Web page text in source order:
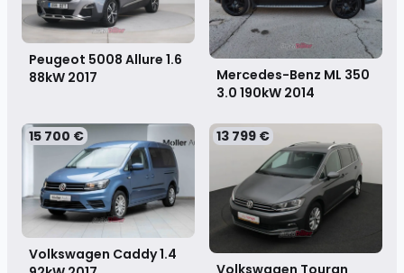
Peugeot 5008 Allure 1.6
88kW 2017
Mercedes-Benz ML 350
3.0 190kW 2014
15 700 €
Volkswagen Caddy 1.4
13 799 €
Volkswagen Touran